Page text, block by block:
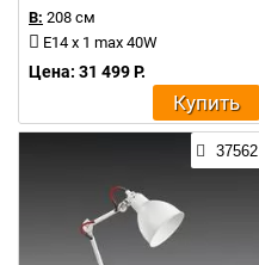
В: 208 см
E14 x 1 max 40W
Цена: 31 499 Р.
Купить
37562